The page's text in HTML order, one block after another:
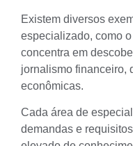
Existem diversos
especializado, como
concentra em
jornalismo financeiro,
econômicas.
Cada área de
demandas e